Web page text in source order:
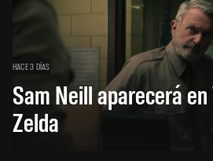
HACE 3 DÍAS
Sam Neill aparecerá
Zelda